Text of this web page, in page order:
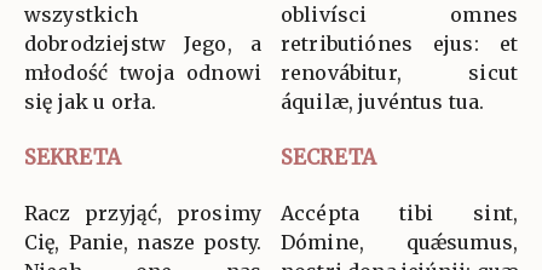
wszystkich
dobrodziejstw Jego, a
młodość twoja odnowi
się jak u orła.
oblivísci omnes
retributiónes ejus: et
renovábitur, sicut
áquilæ, juvéntus tua.
SEKRETA SECRETA
Racz przyjąć, prosimy
Cię, Panie, nasze posty.
Accépta tibi sint,
Dómine, quǽsumus,